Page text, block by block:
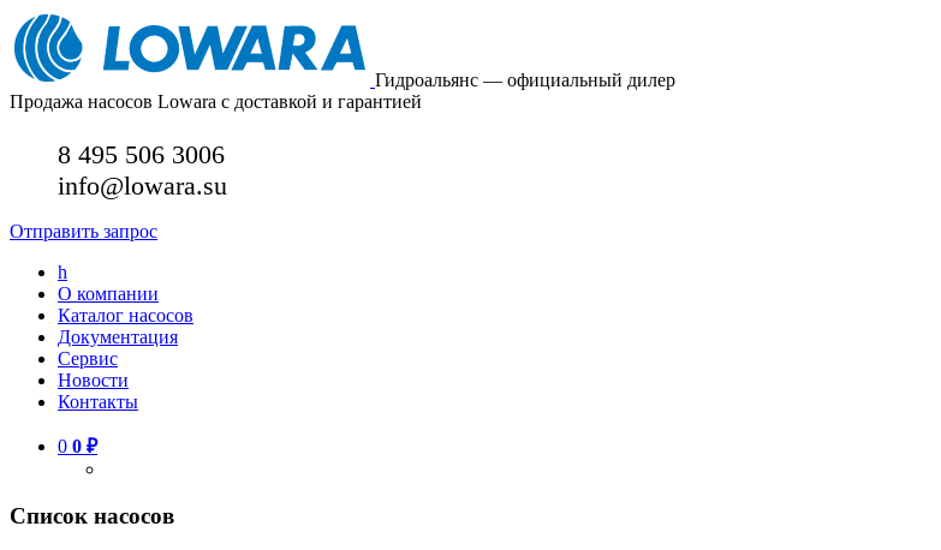
Гидроальянс — официальный дилер
Продажа насосов Lowara с доставкой и гарантией
8 495 506 3006
info@lowara.su
Отправить запрос
h
О компании
Каталог насосов
Документация
Сервис
Новости
Контакты
0 0 ₽
Список насосов